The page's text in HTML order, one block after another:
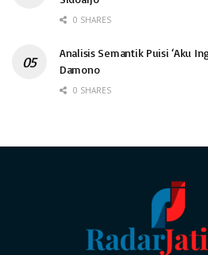
0 SHARES
Analisis Semantik Puisi ‘Aku
Damono
0 SHARES